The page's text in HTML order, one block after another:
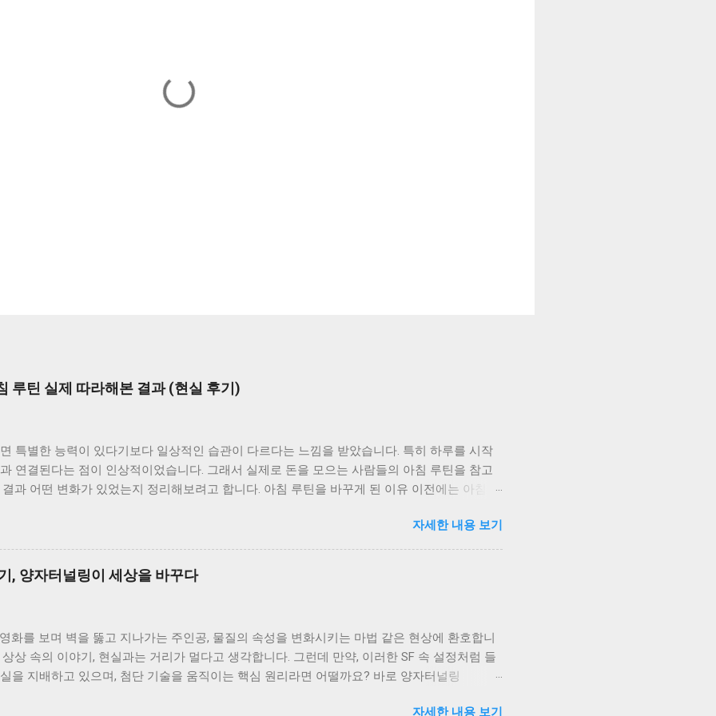
루틴 실제 따라해본 결과 (현실 후기)
특별한 능력이 있다기보다 일상적인 습관이 다르다는 느낌을 받았습니다. 특히 하루를 시작
연결된다는 점이 인상적이었습니다. 그래서 실제로 돈을 모으는 사람들의 아침 루틴을 참고
과 어떤 변화가 있었는지 정리해보려고 합니다. 아침 루틴을 바꾸게 된 이유 이전에는 아침에
습니다. 이런 흐름을 바꾸기 위해 아침 시간을 활용하기 시작했습니다. 1. 하루 지출 계획 세우
출 계획을 세우는 습관을 만들었습니다. 큰 금액이 아니더라도 어떤 지출이 예정되어 있는지
습니다. 이 과정을 통해 불필요한 소비를 사전에 줄일 수 있었습니다. 2. 계좌 잔액 확인하기 하
액을 확인하는 습관을 만들었습니다. 단순한 행동이지만 소비에 대한 인식을 높이는 데 도움
로도 충동적인 소비가 줄어드는 효과가 있었습니다. 3. 커피 대신 집에서 준비하기 아침에 카
는 데 도움이 됐습니다. 4. 소비 기준 한 번 더 생각하기 하루를 시작하면서 “오늘 꼭 필요한 소
시간을 가졌습니다. 이 질문 하나만으로도 계획 없는 지출을 줄이는 데 효과가 있었습니다. 5.
5분 정도 시간을 내서 집을 간단하게 정리했습니다. 생활 환경이 정리되면서 불필요한 소비도
자세한 내용 보기
, 양자터널링이 세상을 바꾸다
화를 보며 벽을 뚫고 지나가는 주인공, 물질의 속성을 변화시키는 마법 같은 현상에 환호합니
상 속의 이야기, 현실과는 거리가 멀다고 생각합니다. 그런데 만약, 이러한 SF 속 설정처럼 들
을 지배하고 있으며, 첨단 기술을 움직이는 핵심 원리라면 어떨까요? 바로 양자터널링
자세한 내용 보기